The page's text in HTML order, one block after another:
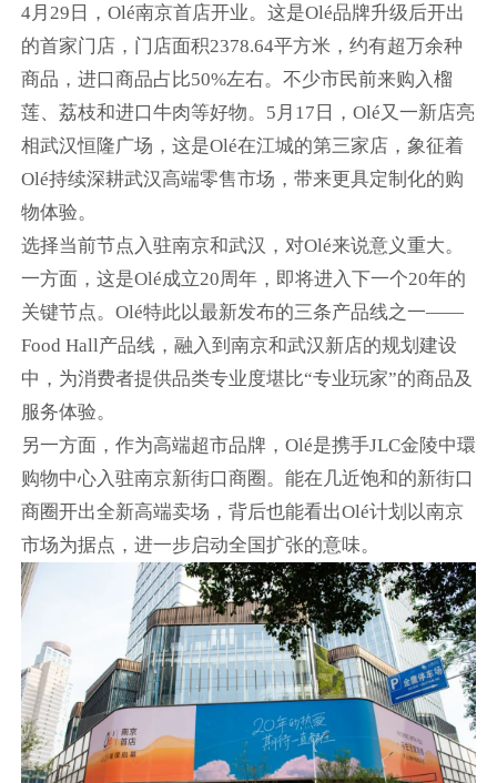
4月29日，Olé南京首店开业。这是Olé品牌升级后开出
的首家门店，门店面积2378.64平方米，约有超万余种
商品，进口商品占比50%左右。不少市民前来购入榴
莲、荔枝和进口牛肉等好物。5月17日，Olé又一新店亮
相武汉恒隆广场，这是Olé在江城的第三家店，象征着
Olé持续深耕武汉高端零售市场，带来更具定制化的购
物体验。
选择当前节点入驻南京和武汉，对Olé来说意义重大。
一方面，这是Olé成立20周年，即将进入下一个20年的
关键节点。Olé特此以最新发布的三条产品线之一——
Food Hall产品线，融入到南京和武汉新店的规划建设
中，为消费者提供品类专业度堪比“专业玩家”的商品及
服务体验。
另一方面，作为高端超市品牌，Olé是携手JLC金陵中環
购物中心入驻南京新街口商圈。能在几近饱和的新街口
商圈开出全新高端卖场，背后也能看出Olé计划以南京
市场为据点，进一步启动全国扩张的意味。